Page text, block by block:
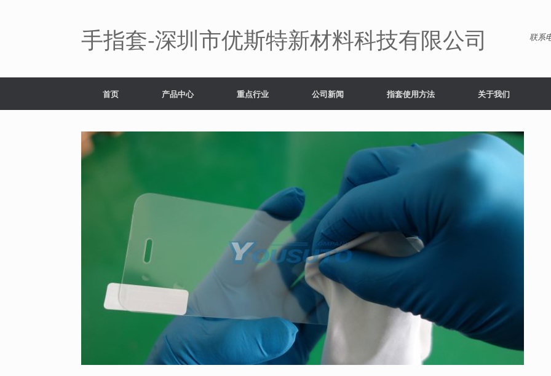
手指套-深圳市优斯特新材料科技有限公司 联系
首页 产品中心 重点行业 公司新闻 指套使用方法 关于我们